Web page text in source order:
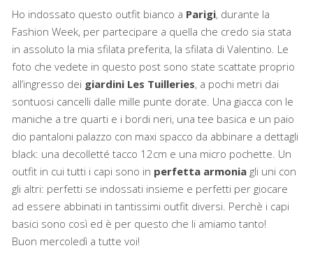
Ho indossato questo outfit bianco a Parigi, durante la
Fashion Week, per partecipare a quella che credo sia stata
in assoluto la mia sfilata preferita, la sfilata di Valentino. Le
foto che vedete in questo post sono state scattate proprio
all’ingresso dei giardini Les Tuilleries, a pochi metri dai
sontuosi cancelli dalle mille punte dorate. Una giacca con le
maniche a tre quarti e i bordi neri, una tee basica e un paio
dio pantaloni palazzo con maxi spacco da abbinare a dettagli
black: una decolletté tacco 12cm e una micro pochette. Un
outfit in cui tutti i capi sono in perfetta armonia gli uni con
gli altri: perfetti se indossati insieme e perfetti per giocare
ad essere abbinati in tantissimi outfit diversi. Perchè i capi
basici sono così ed è per questo che li amiamo tanto!
Buon mercoledì a tutte voi!